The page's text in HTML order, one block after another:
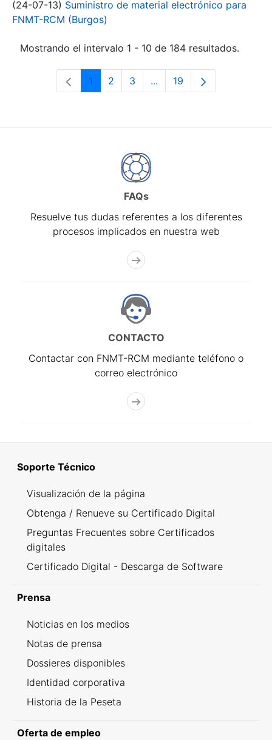
(24-07-13) Suministro de material electrónico para
FNMT-RCM (Burgos)
Mostrando el intervalo 1 - 10 de 184 resultados.
Página
1 Página
2 Página
3 ...Páginas intermedias Use
Página
19
FAQs
Resuelve tus dudas referentes a los diferentes
procesos implicados en nuestra web
CONTACTO
Contactar con FNMT-RCM mediante teléfono o
correo electrónico
Soporte Técnico
Visualización de la página
Obtenga / Renueve su Certificado Digital
Preguntas Frecuentes sobre Certificados
digitales
Certificado Digital - Descarga de Software
Prensa
Noticias en los medios
Notas de prensa
Dossieres disponibles
Identidad corporativa
Historia de la Peseta
Oferta de empleo